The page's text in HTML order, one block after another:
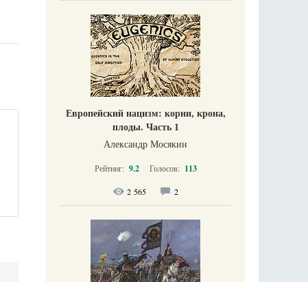
Европейский нацизм: корни, крона,
плоды. Часть 1
Александр Мосякин
Рейтинг: 9.2 Голосов: 113
2 565 2